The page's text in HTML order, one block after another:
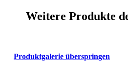
Weitere Produkte
Produktgalerie überspringen